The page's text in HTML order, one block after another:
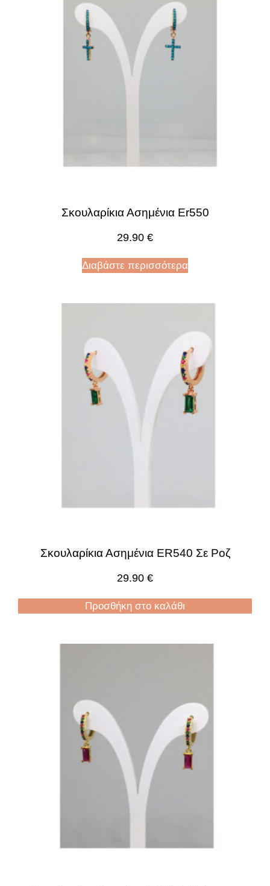
Σκουλαρίκια Ασημένια Er550
29.90 €
Διαβάστε περισσότερα
Σκουλαρίκια Ασημένια ER540 Σε Ροζ
29.90 €
Προσθήκη στο καλάθι